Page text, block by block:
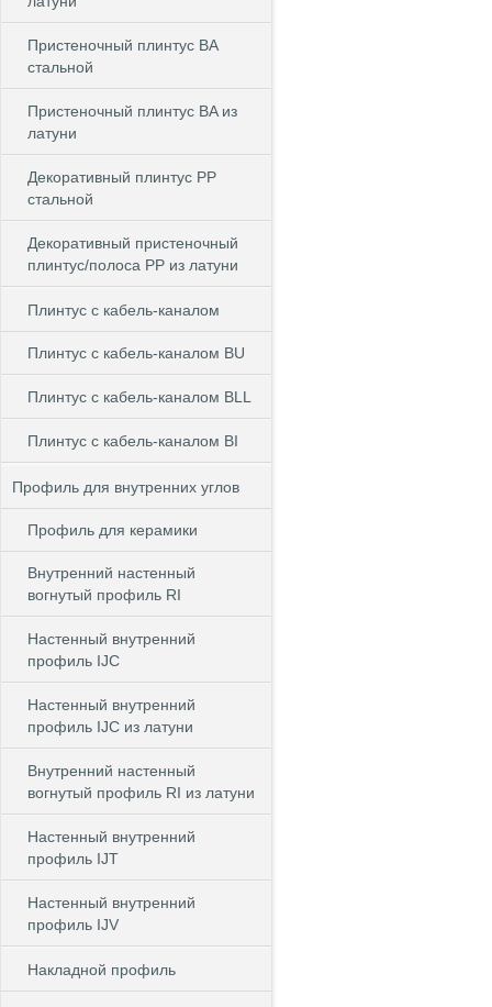
Пристеночный плинтус BA
стальной
Пристеночный плинтус BA из
латуни
Декоративный плинтус PP
стальной
Декоративный пристеночный
плинтус/полоса PP из латуни
Плинтус с кабель-каналом
Плинтус с кабель-каналом BU
Плинтус с кабель-каналом BLL
Плинтус с кабель-каналом BI
Профиль для внутренних углов
Профиль для керамики
Внутренний настенный
вогнутый профиль RI
Настенный внутренний
профиль IJC
Настенный внутренний
профиль IJC из латуни
Внутренний настенный
вогнутый профиль RI из латуни
Настенный внутренний
профиль IJT
Настенный внутренний
профиль IJV
Накладной профиль